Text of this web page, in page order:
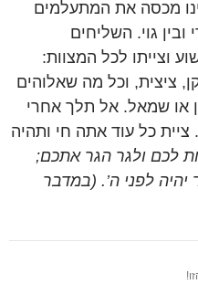
מכסה את המתעלמים
ובין גוי. השליחים
וצייתו לכל המצוות:
ציצית, וכל מה שאלוהים
או שמאל. אל תלך אחרי
ציית כל עוד אתה חי ותהיה
לכם ולגר הגר אתכם;
לפני ה’. (במדבר